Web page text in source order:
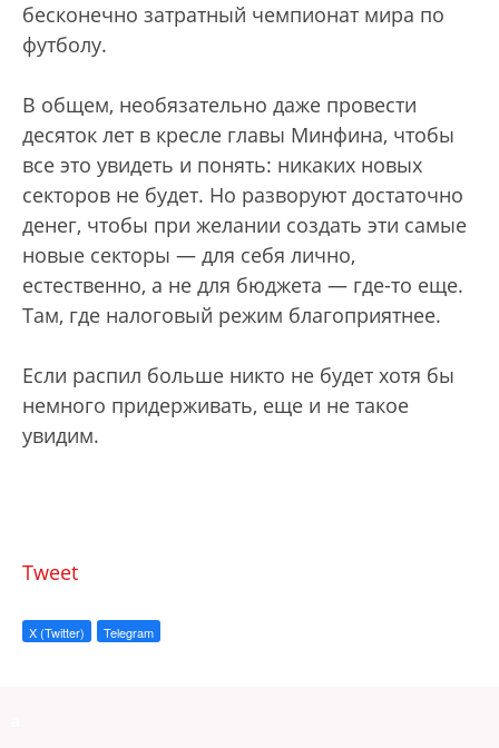
бесконечно затратный чемпионат мира по
футболу.
В общем, необязательно даже провести
десяток лет в кресле главы Минфина, чтобы
все это увидеть и понять: никаких новых
секторов не будет. Но разворуют достаточно
денег, чтобы при желании создать эти самые
новые секторы — для себя лично,
естественно, а не для бюджета — где-то еще.
Там, где налоговый режим благоприятнее.
Если распил больше никто не будет хотя бы
немного придерживать, еще и не такое
увидим.
Tweet
X (Twitter) Telegram